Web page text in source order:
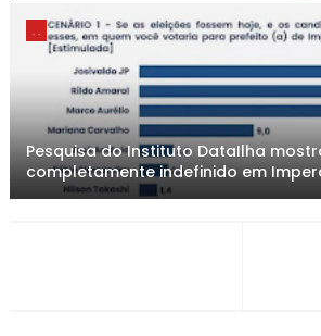
. .
Pesquisa do Instituto DataIlha
completamente indefinido em